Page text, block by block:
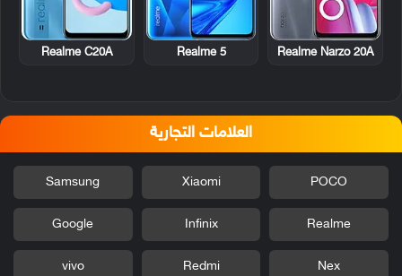
Realme Narzo 20A
Realme 5
Realme C20A
العلامات التجارية
POCO
Xiaomi
Samsung
Realme
Infinix
Google
Nex
Redmi
vivo